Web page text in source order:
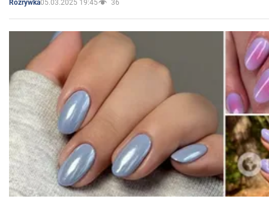
Rozrywka05.03.2025 19:45 36